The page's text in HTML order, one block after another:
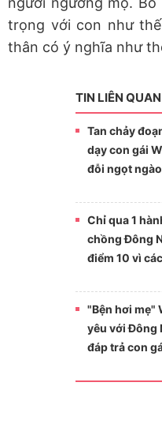
trọng với con như
thân có ý nghĩa như
TIN LIÊN QUAN
Tan chảy
dạy con gái
đỗi ngọt
Chỉ qua 1
chồng Đông
điểm 10 vì
"Bện hơi mẹ"
yêu với Đông
đáp trả con